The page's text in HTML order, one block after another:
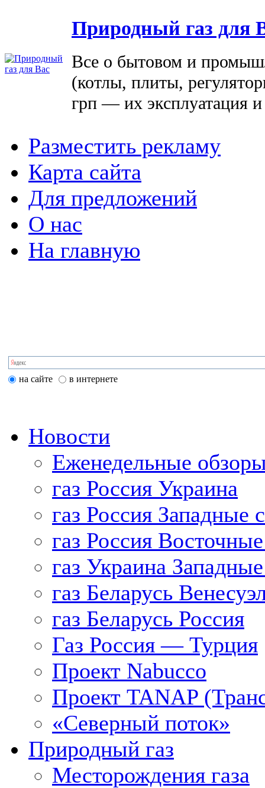
Природный газ для
Все о бытовом и
(котлы, плиты,
грп — их эксплуатация
Разместить рекламу
Карта сайта
Для предложений
О нас
На главную
на сайте в интернете
Новости
Еженедельные
газ Россия Украина
газ Россия Западные
газ Россия
газ Украина
газ Беларусь
газ Беларусь Россия
Газ Россия — Турция
Проект Nabucco
Проект TANAP
«Северный поток»
Природный газ
Месторождения газа